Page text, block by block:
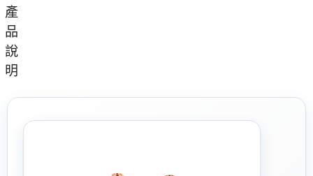
產
品
說
明